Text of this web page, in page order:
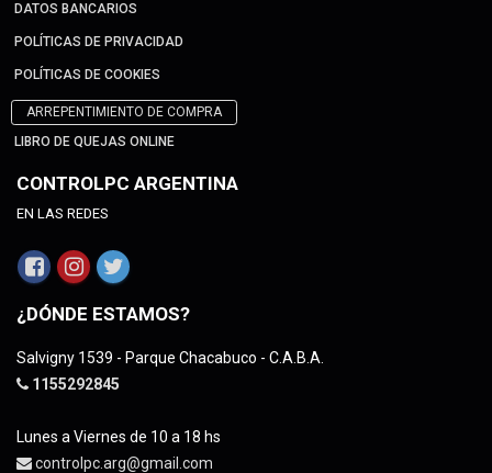
DATOS BANCARIOS
POLÍTICAS DE PRIVACIDAD
POLÍTICAS DE COOKIES
ARREPENTIMIENTO DE COMPRA
LIBRO DE QUEJAS ONLINE
CONTROLPC ARGENTINA
EN LAS REDES
¿DÓNDE ESTAMOS?
Salvigny 1539 - Parque Chacabuco - C.A.B.A.
1155292845
Lunes a Viernes de 10 a 18 hs
controlpc.arg@gmail.com